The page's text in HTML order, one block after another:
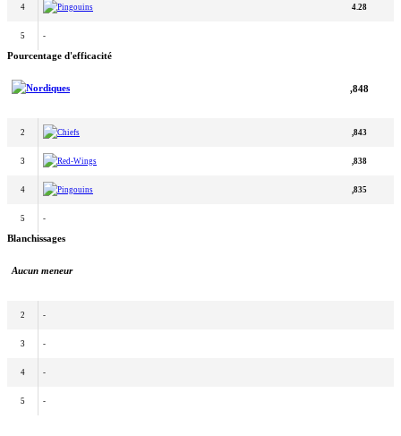
4 Pingouins 4.28
5 -
Pourcentage d'efficacité
Nordiques ,848
2 Chiefs ,843
3 Red-Wings ,838
4 Pingouins ,835
5 -
Blanchissages
Aucun meneur
2 -
3 -
4 -
5 -